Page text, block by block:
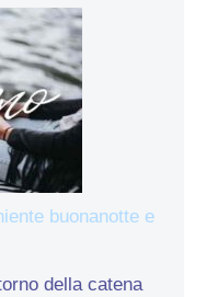
buonanotte e
della catena